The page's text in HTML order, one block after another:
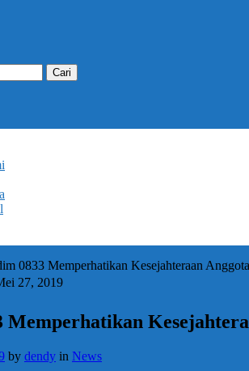
0833 Memperhatikan Kesejahteraan
27, 2019
Memperhatikan
by dendy in News